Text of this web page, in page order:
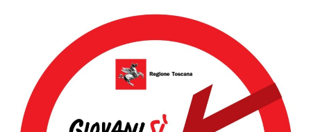
Dettagli Post Magazine